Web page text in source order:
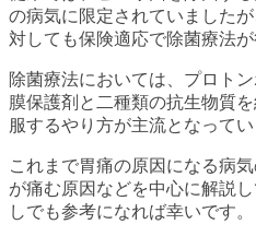
の病気に限定されていました
対しても保険適応で除菌療法
除菌療法においては、プロト
膜保護剤と二種類の抗生物質
服するやり方が主流となってい
これまで胃痛の原因になる病
が痛む原因などを中心に解説
しでも参考になれば幸いです。